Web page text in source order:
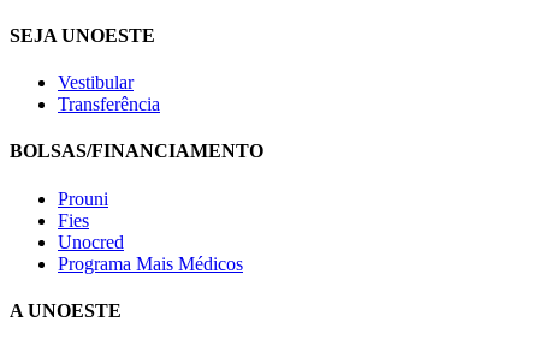
SEJA UNOESTE
Vestibular
Transferência
BOLSAS/FINANCIAMENTO
Prouni
Fies
Unocred
Programa Mais Médicos
A UNOESTE